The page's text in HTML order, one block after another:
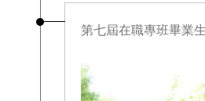
第七屆在職專班畢業